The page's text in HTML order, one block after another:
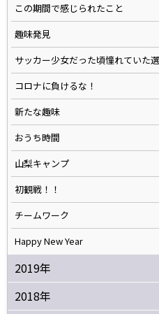
この期間で感じられたこと
趣味発見
サッカー少女だった頃憧れていた
コロナに負けるな！
新たな趣味
おうち時間
山梨キャンプ
初観戦！！
チームワーク
Happy New Year
2019年
2018年